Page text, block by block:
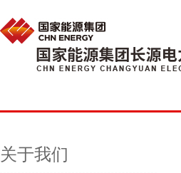
关于我们